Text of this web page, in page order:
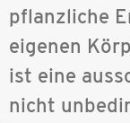
pflanzliche
eigenen
ist eine
nicht